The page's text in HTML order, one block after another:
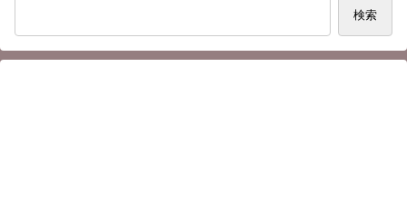
検索